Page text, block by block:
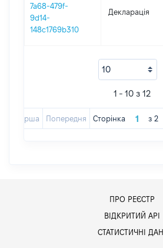
7a68-479f-
9d14-
148c1769b310
Декларація
1 - 10 з 12
Перша Попередня Сторінка з 2
ПРО РЕЄСТР
ВІДКРИТИЙ АРІ
СТАТИСТИЧНІ ДАНІ